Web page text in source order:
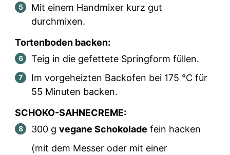
Mit einem Handmixer kurz gut
durchmixen.
Tortenboden backen:
Teig in die gefettete Springform füllen.
Im vorgeheizten Backofen bei 175 °C für
55 Minuten backen.
SCHOKO-SAHNECREME:
300 g vegane Schokolade fein hacken
(mit dem Messer oder mit einer